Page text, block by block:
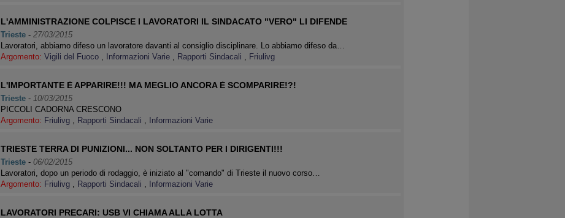
L'AMMINISTRAZIONE COLPISCE I LAVORATORI IL SINDACATO "VERO" LI DIFENDE
Trieste- 27/03/2015
Lavoratori, abbiamo difeso un lavoratore davanti al consiglio disciplinare. Lo abbiamo difeso da…
Argomento: Vigili del Fuoco , Informazioni Varie , Rapporti Sindacali , Friulivg
L'IMPORTANTE È APPARIRE!!! MA MEGLIO ANCORA È SCOMPARIRE!?!
Trieste- 10/03/2015
PICCOLI CADORNA CRESCONO
Argomento: Friulivg , Rapporti Sindacali , Informazioni Varie
TRIESTE TERRA DI PUNIZIONI... NON SOLTANTO PER I DIRIGENTI!!!
Trieste- 06/02/2015
Lavoratori, dopo un periodo di rodaggio, è iniziato al "comando" di Trieste il nuovo corso…
Argomento: Friulivg , Rapporti Sindacali , Informazioni Varie
LAVORATORI PRECARI: USB VI CHIAMA ALLA LOTTA